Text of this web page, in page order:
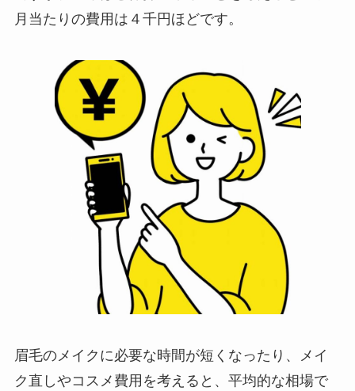
月当たりの費用は４千円ほどです。
眉毛のメイクに必要な時間が短くなったり、メイ
ク直しやコスメ費用を考えると、平均的な相場で